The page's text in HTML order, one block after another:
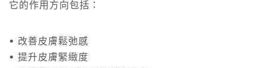
它的作用方向包括：
• 改善皮膚鬆弛感
• 提升皮膚緊緻度